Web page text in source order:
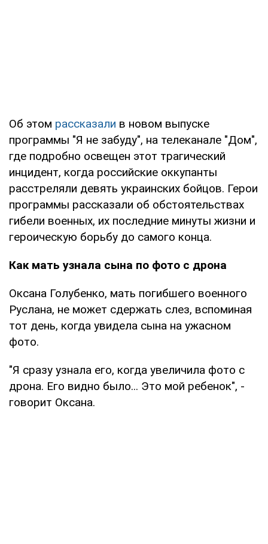
Об этом рассказали в новом выпуске
программы "Я не забуду", на телеканале "Дом",
где подробно освещен этот трагический
инцидент, когда российские оккупанты
расстреляли девять украинских бойцов. Герои
программы рассказали об обстоятельствах
гибели военных, их последние минуты жизни и
героическую борьбу до самого конца.
Как мать узнала сына по фото с дрона
Оксана Голубенко, мать погибшего военного
Руслана, не может сдержать слез, вспоминая
тот день, когда увидела сына на ужасном
фото.
"Я сразу узнала его, когда увеличила фото с
дрона. Его видно было... Это мой ребенок", -
говорит Оксана.